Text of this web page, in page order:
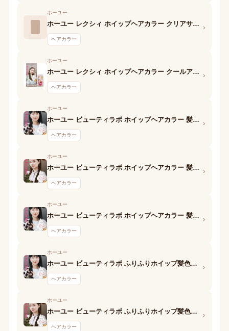
ホーユー
ホーユー レクシィ ホイップヘアカラー クリアサンライズ 1剤
ヘアカラー
›
ホーユー
ホーユー レクシィ ホイップヘアカラー クールアッシュ 1剤
ヘアカラー
›
ホーユー
ホーユー ビューティラボ ホイップヘアカラー 髪色もどし ナチュラルブラック (1剤)
ヘアカラー
›
ホーユー
ホーユー ビューティラボ ホイップヘアカラー 髪色もどし ナチュラルブラウン (1剤)
ヘアカラー
›
ホーユー
ホーユー ビューティラボ ホイップヘアカラー 髪色もどし 1週間タイプ ナチュラルブラック (1剤)
ヘアカラー
›
ホーユー
ホーユー ビューティラボ ふりふりホイップ髪色もどしヘアカラー (ナチュラルブラック) ターンカラーW(A) 70 1剤
ヘアカラー
›
ホーユー
ホーユー ビューティラボ ふりふりホイップ髪色もどしヘアカラー (ナチュラルブラウン) ターンカラーW(A) 71 1剤
ヘアカラー
›